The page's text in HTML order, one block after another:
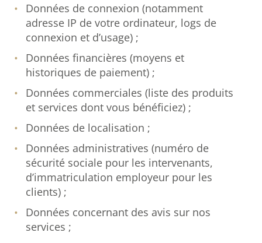
Données de connexion (notamment
adresse IP de votre ordinateur, logs de
connexion et d’usage) ;
Données financières (moyens et
historiques de paiement) ;
Données commerciales (liste des produits
et services dont vous bénéficiez) ;
Données de localisation ;
Données administratives (numéro de
sécurité sociale pour les intervenants,
d’immatriculation employeur pour les
clients) ;
Données concernant des avis sur nos
services ;